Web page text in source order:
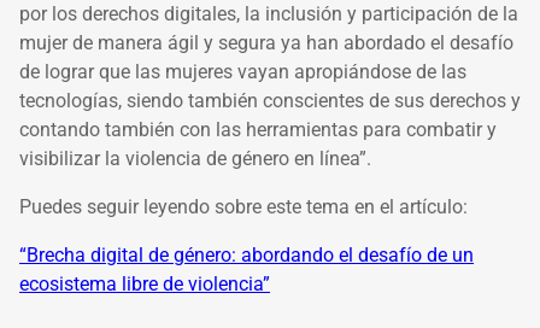
por los derechos digitales, la inclusión y participación de la
mujer de manera ágil y segura ya han abordado el desafío
de lograr que las mujeres vayan apropiándose de las
tecnologías, siendo también conscientes de sus derechos y
contando también con las herramientas para combatir y
visibilizar la violencia de género en línea”.
Puedes seguir leyendo sobre este tema en el artículo:
“Brecha digital de género: abordando el desafío de un
ecosistema libre de violencia”